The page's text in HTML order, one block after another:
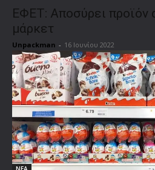
ΕΦΕΤ: Αποσύρει προϊόν
μάρκετ
Unpackman - 16 Ιουνίου 2022